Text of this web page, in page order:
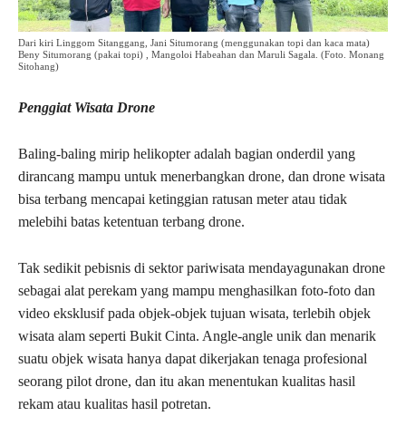
Dari kiri Linggom Sitanggang, Jani Situmorang (menggunakan topi dan kaca mata)
Beny Situmorang (pakai topi) , Mangoloi Habeahan dan Maruli Sagala. (Foto. Monang
Sitohang)
Penggiat Wisata Drone
Baling-baling mirip helikopter adalah bagian onderdil yang
dirancang mampu untuk menerbangkan drone, dan drone wisata
bisa terbang mencapai ketinggian ratusan meter atau tidak
melebihi batas ketentuan terbang drone.
Tak sedikit pebisnis di sektor pariwisata mendayagunakan drone
sebagai alat perekam yang mampu menghasilkan foto-foto dan
video eksklusif pada objek-objek tujuan wisata, terlebih objek
wisata alam seperti Bukit Cinta. Angle-angle unik dan menarik
suatu objek wisata hanya dapat dikerjakan tenaga profesional
seorang pilot drone, dan itu akan menentukan kualitas hasil
rekam atau kualitas hasil potretan.